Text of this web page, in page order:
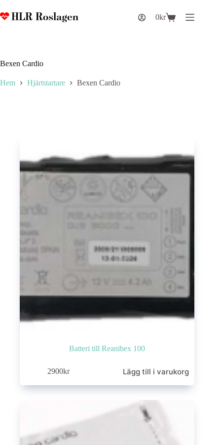
till
innehåll
Varukorg
0kr
Bexen Cardio
Hem Hjärtstartare Bexen Cardio
Batteri till Reanibex 100
2900kr Lägg till i varukorg